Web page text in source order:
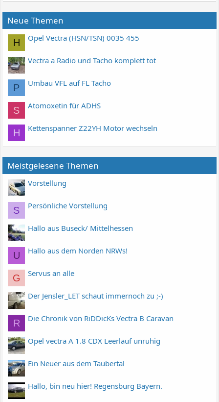
Neue Themen
H Opel Vectra (HSN/TSN) 0035 455
Vectra a Radio und Tacho komplett tot
P Umbau VFL auf FL Tacho
S Atomoxetin für ADHS
H Kettenspanner Z22YH Motor wechseln
Meistgelesene Themen
Vorstellung
S Persönliche Vorstellung
Hallo aus Buseck/ Mittelhessen
U Hallo aus dem Norden NRWs!
G Servus an alle
Der Jensler_LET schaut immernoch zu ;-)
R Die Chronik von RiDDicKs Vectra B Caravan
Opel vectra A 1.8 CDX Leerlauf unruhig
Ein Neuer aus dem Taubertal
Hallo, bin neu hier! Regensburg Bayern.